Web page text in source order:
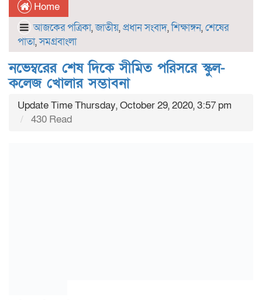
Home
আজকের পত্রিকা,জাতীয়,প্রধান সংবাদ,শিক্ষাঙ্গন,শেষের
পাতা,সমগ্রবাংলা
নভেম্বরের শেষ দিকে সীমিত পরিসরে স্কুল-
কলেজ খোলার সম্ভাবনা
Update Time Thursday, October 29, 2020, 3:57 pm
430 Read